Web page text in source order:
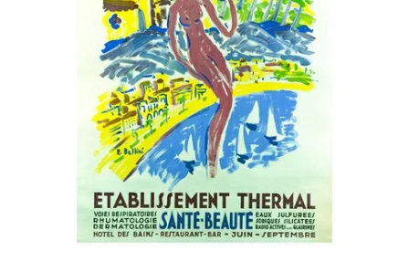
GÉNÉRALES
MENTIONS
LÉGALES
POLITIQUE
CONFIDENTIALITÉ